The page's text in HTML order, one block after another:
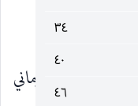
٣٤
٤٠
٤٦
الموسوي الكرماني